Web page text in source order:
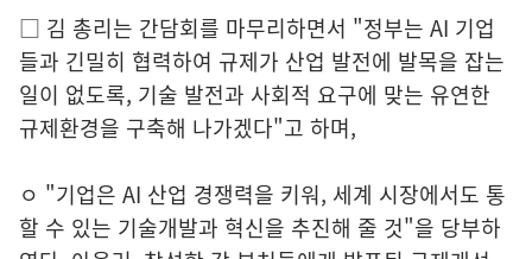
□ 김 총리는 간담회를 마무리하면서 "정부는 AI 기업
들과 긴밀히 협력하여 규제가 산업 발전에 발목을 잡는
일이 없도록, 기술 발전과 사회적 요구에 맞는 유연한
규제환경을 구축해 나가겠다"고 하며,
ㅇ "기업은 AI 산업 경쟁력을 키워, 세계 시장에서도 통
할 수 있는 기술개발과 혁신을 추진해 줄 것"을 당부하